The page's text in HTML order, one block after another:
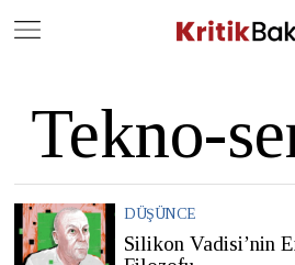
Tekno-
DÜŞÜNCE
Silikon Vadisi’nin